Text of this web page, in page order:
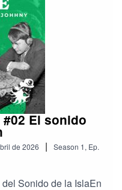
El sonido
de 2026 | Season 1, Ep.
Sonido de la IslaEn